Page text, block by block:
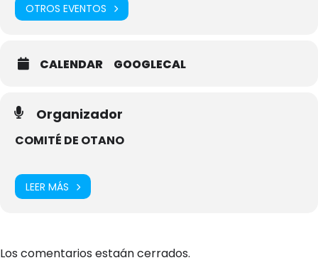
OTROS EVENTOS
CALENDAR GOOGLECAL
Organizador
COMITÉ DE OTANO
LEER MÁS
Los comentarios estaán cerrados.